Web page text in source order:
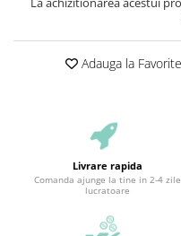
Adauga la Favorite
Livrare rapida
Comanda ajunge la tine in 2-4 zile
lucratoare